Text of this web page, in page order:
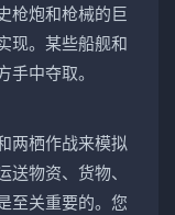
枪炮和枪械的巨
现。某些船舰和
手中夺取。
两栖作战来模拟
送物资、货物、
至关重要的。您